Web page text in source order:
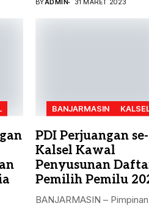
BYADMIN 31 MARET 2023
BANJARMASIN
PDI Perjuangan se-
Kalsel Kawal
Penyusunan
Pemilih Pemilu
BANJARMASIN –